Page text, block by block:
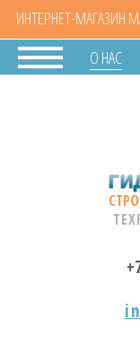
О НАС
ИНТЕРНЕТ-МАГАЗИН